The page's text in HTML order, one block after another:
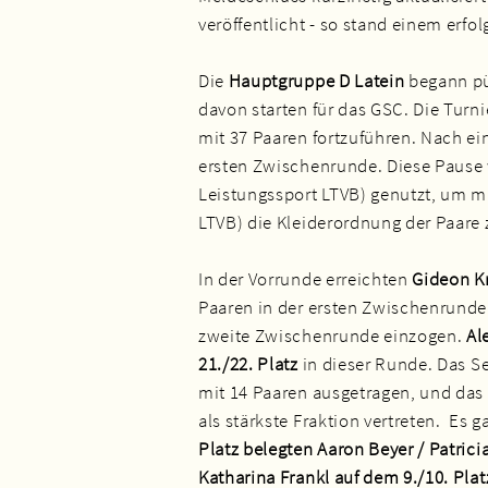
veröffentlicht - so stand einem
Die Hauptgruppe D Latein begann
davon starten für das GSC. Die
mit 37 Paaren fortzuführen. Nach
ersten Zwischenrunde. Diese
Leistungssport LTVB) genutzt, um
LTVB) die Kleiderordnung der
In der Vorrunde erreichten Gideon
Paaren in der ersten
zweite Zwischenrunde einzogen.
21./22. Platz in dieser Runde. Das
mit 14 Paaren ausgetragen, und
als stärkste Fraktion vertreten. Es
Platz belegten Aaron Beyer /
Katharina Frankl auf dem 9./10.